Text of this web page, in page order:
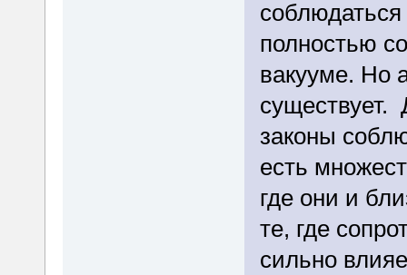
полностью
вакууме. Но
существует.
законы
есть
где они и
те, где
сильно